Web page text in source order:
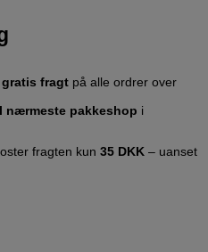
gratis fragt på alle ordrer over
nærmeste pakkeshop i
fragten kun 35 DKK – uanset